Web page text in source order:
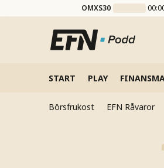
OMXS30
START PLAY
Börsfrukost EFN Råvaror